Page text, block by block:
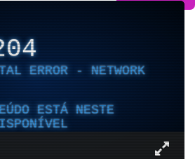
ERROR - NETWORK
ESTÁ NESTE